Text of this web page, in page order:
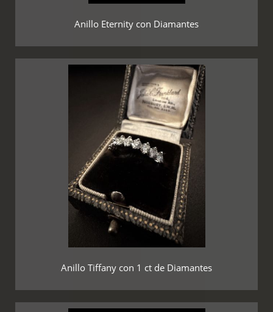
Anillo Eternity con Diamantes
Anillo Tiffany con 1 ct de Diamantes